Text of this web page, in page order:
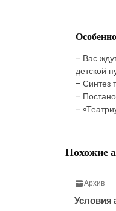
- Вас
детской
- Синтез
-
-
Похожие
Архив
Условия